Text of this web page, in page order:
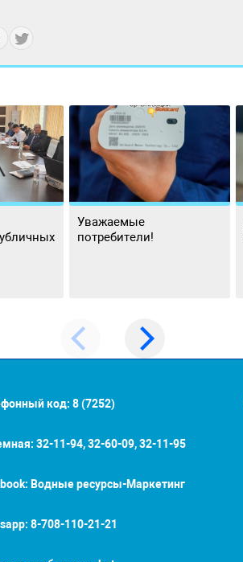
Уважаемые
потребители!
код: 8 (7252)
32-11-94, 32-60-09, 32-11-95
Водные ресурсы-Маркетинг
8-708-110-21-21